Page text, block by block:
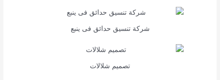
شركة تنسيق حدائق فى ينبع
تصميم شلالات